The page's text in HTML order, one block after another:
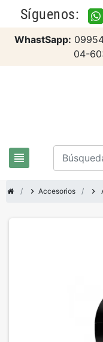
Síguenos:
WhastSapp:
04-
view_headline
chevron_right Accesorios chevron_right